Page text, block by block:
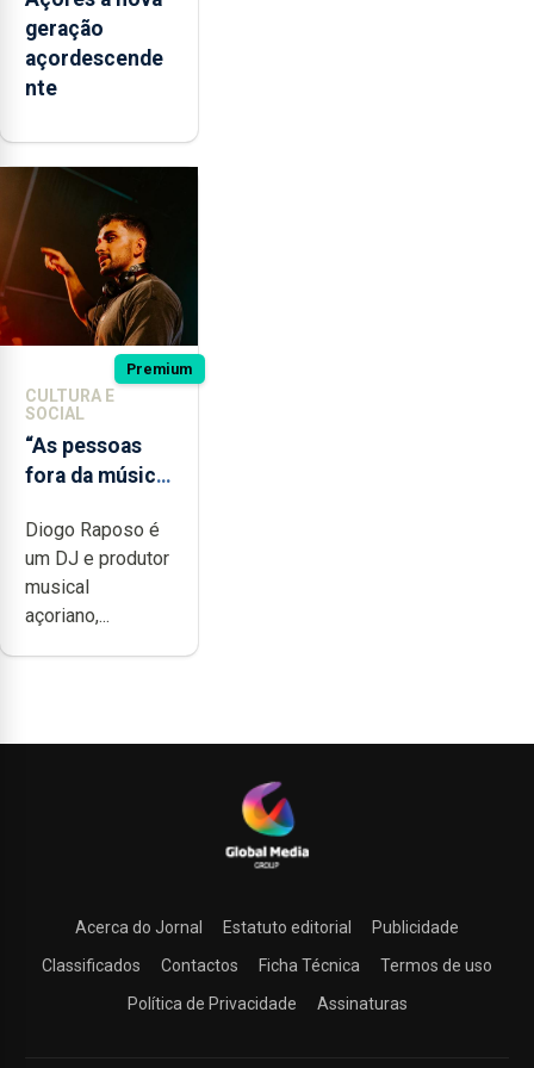
geração
açordescende
nte
Premium
CULTURA E
SOCIAL
“As pessoas
fora da música
noção do quão
difícil é
produzir uma
música”
Diogo Raposo é
um DJ e produtor
musical
açoriano,...
Acerca do Jornal Estatuto editorial
Publicidade
Classificados
Contactos Ficha Técnica
Termos de uso
Política de Privacidade
Assinaturas